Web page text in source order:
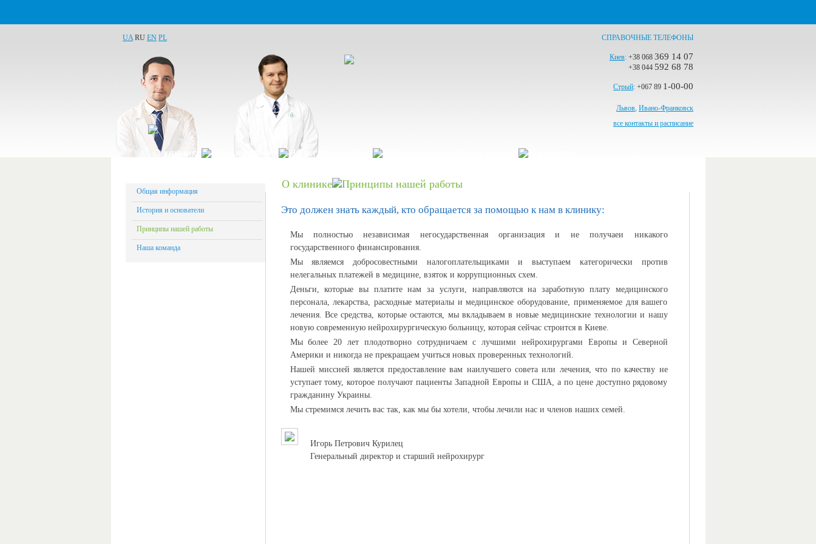
UA RU EN PL СПРАВОЧНЫЕ ТЕЛЕФОНЫ
Киев: +38 068 369 14 07
+38 044 592 68 78
Стрый: +067 89 1-00-00
Львов, Ивано-Франковск
все контакты и расписание
О клинике Что мы лечим Наши технологии
О клинике Принципы нашей работы
Это должен знать каждый, кто обращается за помощью к нам в клинику:
Мы полностью независимая негосударственная организация и не получаеи никакого
государственного финансирования.
Мы являемся добросовестными налогоплательщиками и выступаем категорически против
нелегальных платежей в медицине, взяток и коррупционных схем.
Деньги, которые вы платите нам за услуги, направляются на заработную плату медицинского
персонала, лекарства, расходные материалы и медицинское оборудование, применяемое для вашего
лечения. Все средства, которые остаются, мы вкладываем в новые медицинские технологии и нашу
новую современную нейрохирургическую больницу, которая сейчас строится в Киеве.
Мы более 20 лет плодотворно сотрудничаем с лучшими нейрохирургами Европы и Северной
Америки и никогда не прекращаем учиться новых проверенных технологий.
Нашей миссией является предоставление вам наилучшего совета или лечения, что по качеству не
уступает тому, которое получают пациенты Западной Европы и США, а по цене доступно рядовому
гражданину Украины.
Мы стремимся лечить вас так, как мы бы хотели, чтобы лечили нас и членов наших семей.
Игорь Петрович Курилец
Генеральный директор и старший нейрохирург
Общая информация
История и основатели
Принципы нашей работы
Наша команда